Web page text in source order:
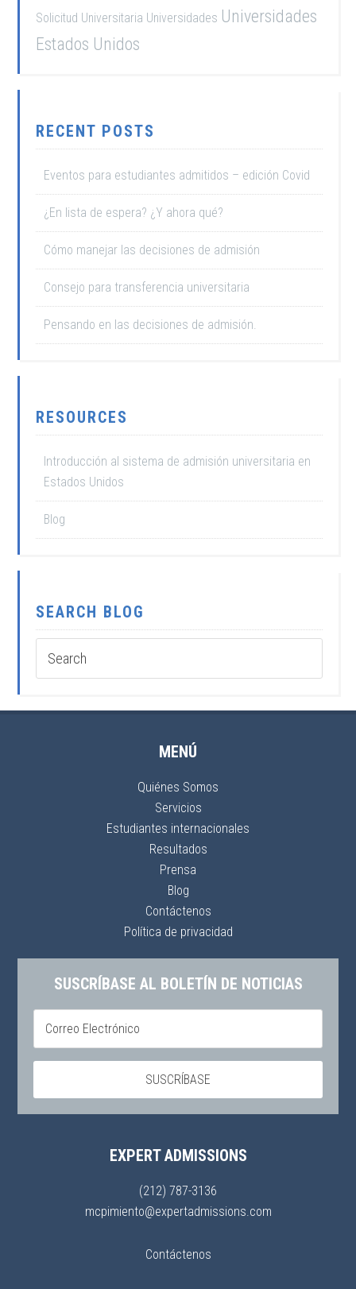
Solicitud Universitaria Universidades Universidades
Estados Unidos
RECENT POSTS
Eventos para estudiantes admitidos – edición Covid
¿En lista de espera? ¿Y ahora qué?
Cómo manejar las decisiones de admisión
Consejo para transferencia universitaria
Pensando en las decisiones de admisión.
RESOURCES
Introducción al sistema de admisión universitaria en
Estados Unidos
Blog
SEARCH BLOG
MENÚ
Quiénes Somos
Servicios
Estudiantes internacionales
Resultados
Prensa
Blog
Contáctenos
Política de privacidad
SUSCRÍBASE AL BOLETÍN DE NOTICIAS
EXPERT ADMISSIONS
(212) 787-3136
mcpimiento@expertadmissions.com
Contáctenos